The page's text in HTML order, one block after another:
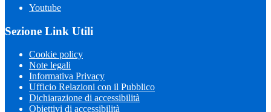
Youtube
Sezione Link Utili
Cookie policy
Note legali
Informativa Privacy
Ufficio Relazioni con il Pubblico
Dichiarazione di accessibilità
Obiettivi di accessibilità